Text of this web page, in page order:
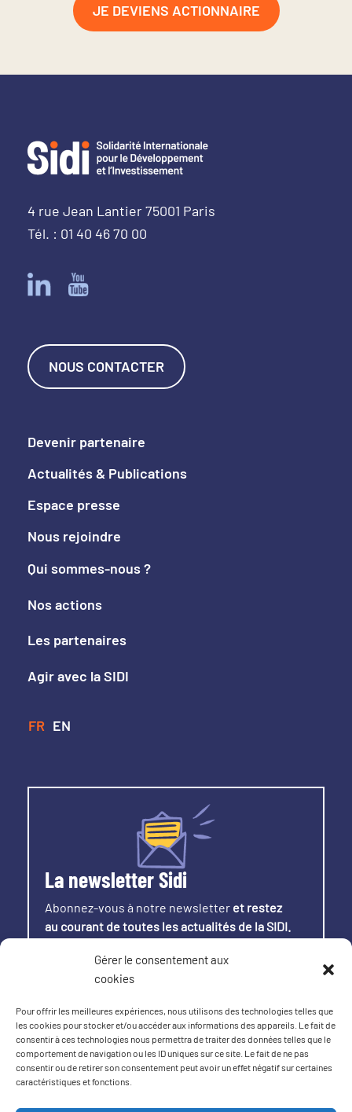
Gérer le consentement aux
cookies
Pour offrir les meilleures expériences, nous utilisons des technologies telles que
les cookies pour stocker et/ou accéder aux informations des appareils. Le fait de
consentir à ces technologies nous permettra de traiter des données telles que le
comportement de navigation ou les ID uniques sur ce site. Le fait de ne pas
consentir ou de retirer son consentement peut avoir un effet négatif sur certaines
caractéristiques et fonctions.
JE DEVIENS ACTIONNAIRE
4 rue Jean Lantier 75001 Paris
Tél. : 01 40 46 70 00
NOUS CONTACTER
Devenir partenaire
Actualités & Publications
Espace presse
Nous rejoindre
Qui sommes-nous ?
Nos actions
Les partenaires
Agir avec la SIDI
La newsletter Sidi
Abonnez-vous à notre newsletter et restez
au courant de toutes les actualités de la SIDI.
S'INSCRIRE
Crédits & mentions légales
Politique de